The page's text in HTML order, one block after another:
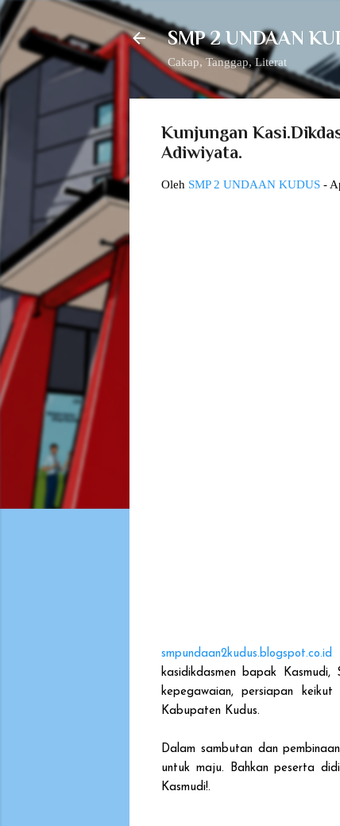
SMP 2 UNDAAN
Cakap, Tanggap, Literat
Kunjungan
Adiwiyata.
Oleh SMP 2 UNDAAN KUDUS -
smpundaan2kudus.blogspot.co.id
kasidikdasmen bapak
kepegawaian, persiapan
Kabupaten Kudus.
Dalam sambutan dan
untuk maju. Bahkan peserta
Kasmudi!.